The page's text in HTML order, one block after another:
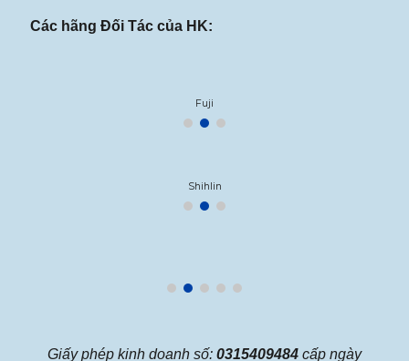
Các hãng Đối Tác của HK:
Fuji
Shihlin
Giấy phép kinh doanh số: 0315409484 cấp ngày